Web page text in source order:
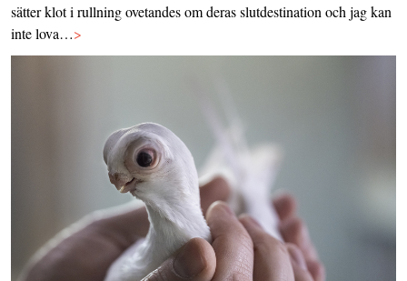
sätter klot i rullning ovetandes om deras slutdestination och jag kan
inte lova…>